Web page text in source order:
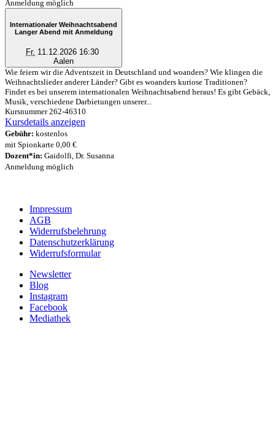
Anmeldung möglich
Internationaler Weihnachtsabend
Langer Abend mit Anmeldung
Fr. 11.12.2026 16:30
Aalen
Wie feiern wir die Adventszeit in Deutschland und woanders? Wie klingen die
Weihnachtslieder anderer Länder? Gibt es woanders kuriose Traditionen?
Findet es bei unserem internationalen Weihnachtsabend heraus! Es gibt Gebäck,
Musik, verschiedene Darbietungen unserer...
Kursnummer 262-46310
Kursdetails anzeigen
Gebühr: kostenlos
mit Spionkarte 0,00 €
Dozent*in: Gaidolfi, Dr. Susanna
Anmeldung möglich
Impressum
AGB
Widerrufsbelehrung
Datenschutzerklärung
Widerrufsformular
Newsletter
Blog
Instagram
Facebook
Mediathek